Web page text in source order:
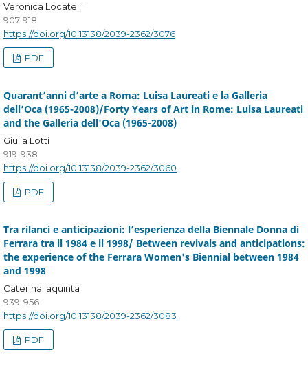
Veronica Locatelli
907-918
https://doi.org/10.13138/2039-2362/3076
PDF
Quarant’anni d’arte a Roma: Luisa Laureati e la Galleria
dell’Oca (1965-2008)/Forty Years of Art in Rome: Luisa Laureati
and the Galleria dell'Oca (1965-2008)
Giulia Lotti
919-938
https://doi.org/10.13138/2039-2362/3060
PDF
Tra rilanci e anticipazioni: l’esperienza della Biennale Donna di
Ferrara tra il 1984 e il 1998/ Between revivals and anticipations:
the experience of the Ferrara Women's Biennial between 1984
and 1998
Caterina Iaquinta
939-956
https://doi.org/10.13138/2039-2362/3083
PDF